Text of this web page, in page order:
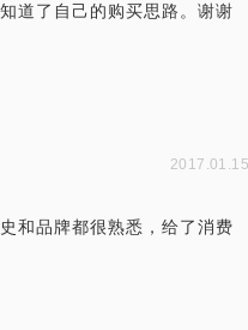
道了自己的购买思路。谢谢
2017.01.15
和品牌都很熟悉，给了消费